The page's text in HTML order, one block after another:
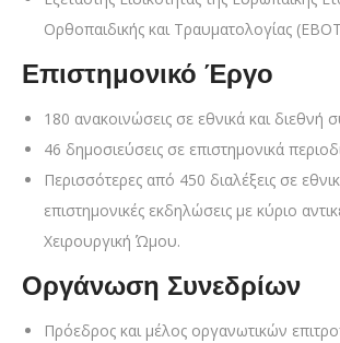
Ορθοπαιδικής και Τραυματολογίας
Επιστημονικό Έργο
180 ανακοινώσεις σε εθνικά και διεθνή
46 δημοσιεύσεις σε επιστημονικά
Περισσότερες από 450 διαλέξεις σε
επιστημονικές εκδηλώσεις με κύριο
Χειρουργική Ώμου.
Οργάνωση Συνεδρίων
Πρόεδρος και μέλος οργανωτικών